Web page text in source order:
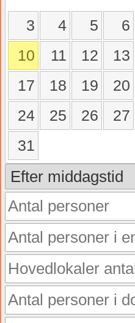
3
4 5 6
10
11 12 13
17
18 19 20
24
25 26 27
31